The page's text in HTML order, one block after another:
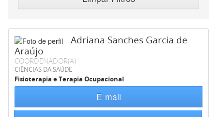
Adriana Sanches Garcia de
Araújo
COORDENADOR(A)
CIÊNCIAS DA SAÚDE
Fisioterapia e Terapia Ocupacional
E-mail